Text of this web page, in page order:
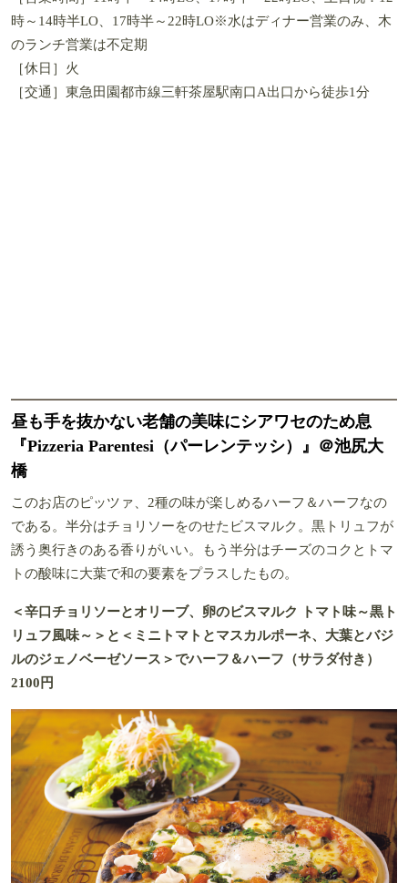
時～14時半LO、17時半～22時LO※水はディナー営業のみ、木
のランチ営業は不定期
［休日］火
［交通］東急田園都市線三軒茶屋駅南口A出口から徒歩1分
昼も手を抜かない老舗の美味にシアワセのため息
『Pizzeria Parentesi（パーレンテッシ）』＠池尻大
橋
このお店のピッツァ、2種の味が楽しめるハーフ＆ハーフなの
である。半分はチョリソーをのせたビスマルク。黒トリュフが
誘う奥行きのある香りがいい。もう半分はチーズのコクとトマ
トの酸味に大葉で和の要素をプラスしたもの。
＜辛口チョリソーとオリーブ、卵のビスマルク トマト味～黒ト
リュフ風味～＞と＜ミニトマトとマスカルポーネ、大葉とバジ
ルのジェノベーゼソース＞でハーフ＆ハーフ（サラダ付き）
2100円